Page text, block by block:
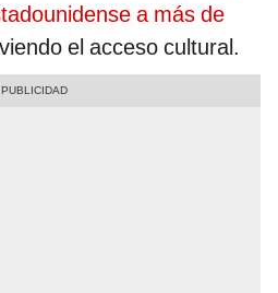
a más de
el acceso cultural.